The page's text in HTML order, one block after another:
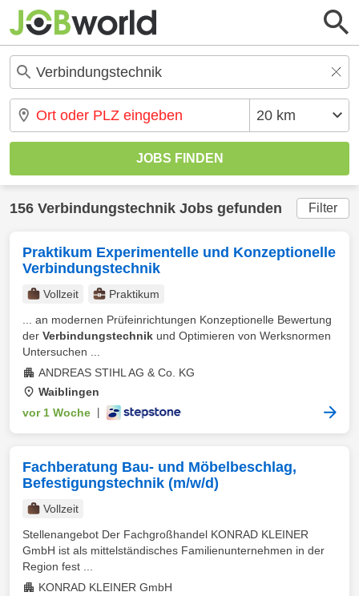
156 Verbindungstechnik Jobs gefunden Filter
Praktikum Experimentelle und Konzeptionelle
Verbindungstechnik
Vollzeit
Praktikum
... an modernen Prüfeinrichtungen Konzeptionelle Bewertung
der Verbindungstechnik und Optimieren von Werksnormen
Untersuchen ...
ANDREAS STIHL AG & Co. KG
Waiblingen
vor 1 Woche
Fachberatung Bau- und Möbelbeschlag,
Befestigungstechnik (m/w/d)
Vollzeit
Stellenangebot Der Fachgroßhandel KONRAD KLEINER
GmbH ist als mittelständisches Familienunternehmen in der
Region fest ...
KONRAD KLEINER GmbH